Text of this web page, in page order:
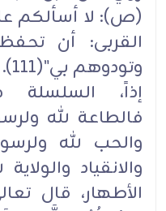
(ص): لا أسألكم
القربى: أن
وتودوهم بي"(111).
إذاً، السلسلة
فالطاعة لله
والحب لله
والانقياد
الأطهار، قال